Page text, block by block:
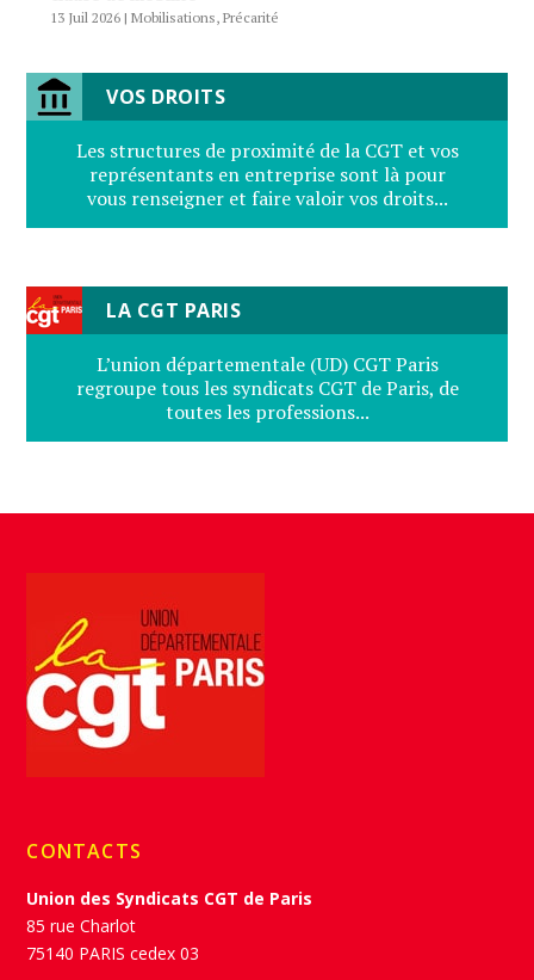
13 Juil 2026 |Mobilisations,Précarité
VOS DROITS
Les structures de proximité de la CGT et vos
représentants en entreprise sont là pour
vous renseigner et faire valoir vos droits...
LA CGT PARIS
L’union départementale (UD) CGT Paris
regroupe tous les syndicats CGT de Paris, de
toutes les professions...
CONTACTS
Union des Syndicats CGT de Paris
85 rue Charlot
75140 PARIS cedex 03